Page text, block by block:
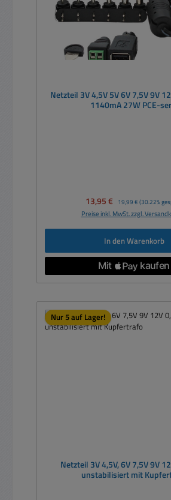
Netzteil 3V 4,5V 5V 6V 7,5V 9V
1140mA 27W PCE-
Verkaufspreis:
13,95 € Regulärer Preis:
19,99 € (30.22%
Preise inkl. MwSt. zzgl.
In den Warenkorb
Nur 5 auf Lager!
Netzteil 3V 4,5V, 6V 7,5V 9V
unstabilisiert mit